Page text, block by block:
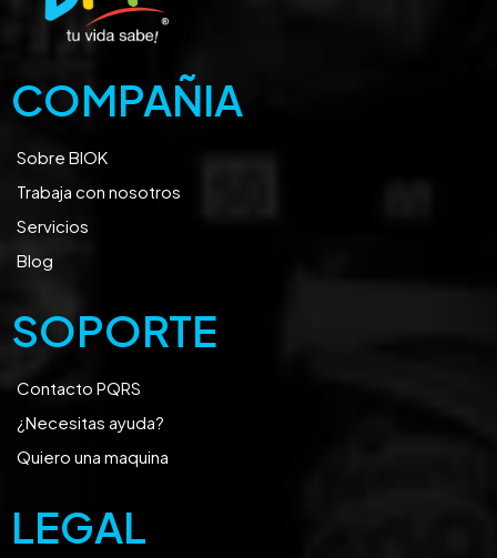
COMPAÑIA
Sobre BIOK
Trabaja con nosotros
Servicios
Blog
SOPORTE
Contacto PQRS
¿Necesitas ayuda?
Quiero una maquina
LEGAL